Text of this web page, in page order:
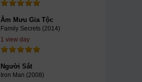
Âm Mưu Gia Tộc
Family Secrets (2014)
1 view day
Người Sắt
Iron Man (2008)